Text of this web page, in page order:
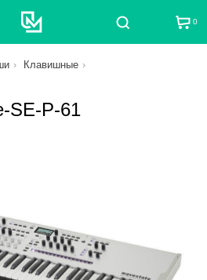
Поиск 0
Клавишные
SE-P-61